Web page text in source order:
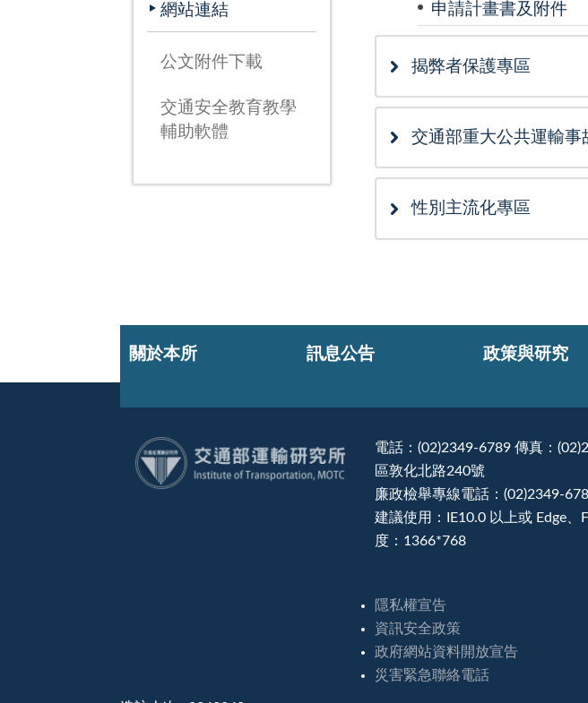
網站連結
公文附件下載
交通安全教育教學
輔助軟體
申請計畫書及附件
揭弊者保護專區
交通部重大公共運輸
性別主流化專區
關於本所 訊息公告 政策與研究
電話：(02)2349-6789 傳真：
區敦化北路240號
廉政檢舉專線電話：(02)2349-
建議使用：IE10.0 以上或 Edge
度：1366*768
隱私權宣告
資訊安全政策
政府網站資料開放宣告
災害緊急聯絡電話